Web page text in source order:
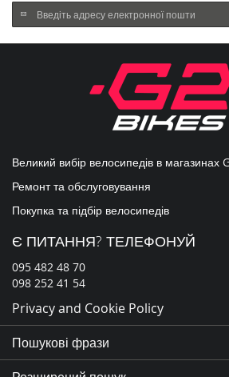
Підпишіться
на
нашу
Великий вибір велосипедів в магазинах
Ремонт та обслуговування
Покупка та підбір велосипедів
Є ПИТАННЯ? ТЕЛЕФОНУЙ
095 482 48 70
098 252 41 54
Privacy and Cookie Policy
Пошукові фрази